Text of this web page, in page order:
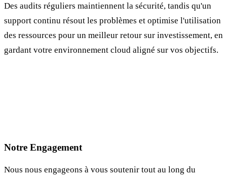
Des audits réguliers maintiennent la sécurité, tandis qu'un
support continu résout les problèmes et optimise l'utilisation
des ressources pour un meilleur retour sur investissement, en
gardant votre environnement cloud aligné sur vos objectifs.
Notre Engagement
Nous nous engageons à vous soutenir tout au long du